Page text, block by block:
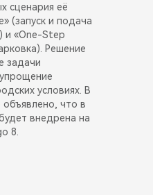
сценария её
(запуск и подача
и «One-Step
Решение
задачи
условиях. В
что в
внедрена на
8.